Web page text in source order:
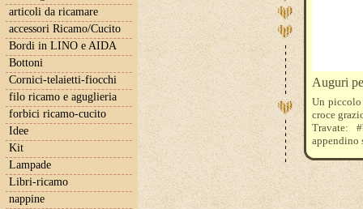
articoli da ricamare
accessori Ricamo/Cucito
Bordi in LINO e AIDA
Bottoni
Cornici-telaietti-fiocchi
filo ricamo e aguglieria
forbici ricamo-cucito
Idee
Kit
Lampade
Libri-ricamo
nappine
Auguri
Un piccolo
croce
Travate:
appendino